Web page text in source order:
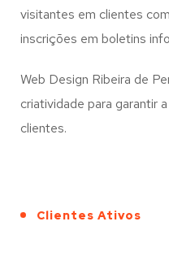
visitantes em clientes
inscrições em boletins
Web Design Ribeira de
criatividade para garantir
clientes.
Clientes Ativos